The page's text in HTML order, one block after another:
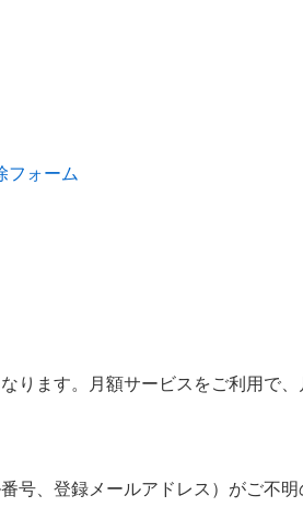
フォーム
ります。月額サービスをご利用で
号、登録メールアドレス）がご不